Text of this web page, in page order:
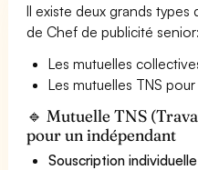
Il existe deux grands
de Chef de publicité senior:
Les mutuelles
Les mutuelles TNS
🔹 Mutuelle TNS
pour un indépendant
Souscription individuelle